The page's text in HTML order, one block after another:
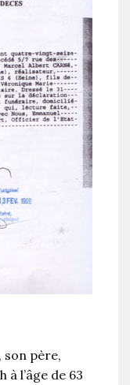
, son père,
à l’âge de 63